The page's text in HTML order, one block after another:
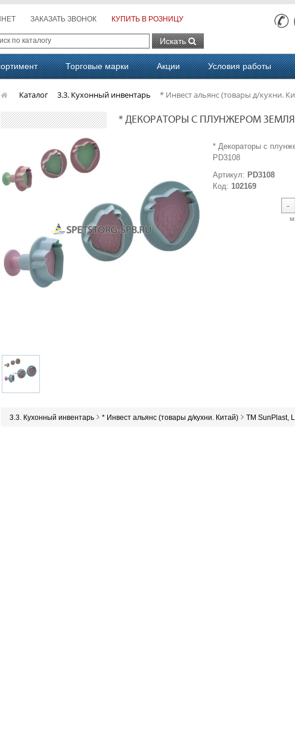
ЗАКАЗАТЬ ЗВОНОК КУПИТЬ В РОЗНИЦУ
Искать
Торговые марки Акции Условия работы
Каталог 3.3. Кухонный инвентарь * Инвест альянс (товары д/кухни.
* ДЕКОРАТОРЫ С ПЛУНЖЕРОМ
* Декораторы с
PD3108
Артикул: PD3108
Код: 102169
-
3.3. Кухонный инвентарь * Инвест альянс (товары д/кухни. Китай) ТМ SunPlast,